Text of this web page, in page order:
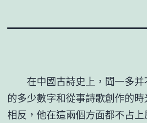
在中國古詩史上，聞一多
的多少數字和從事詩歌創作的時
相反，他在這兩個方面都不占